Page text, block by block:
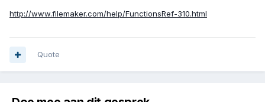
http://www.filemaker.com/help/FunctionsRef-310.html
Quote